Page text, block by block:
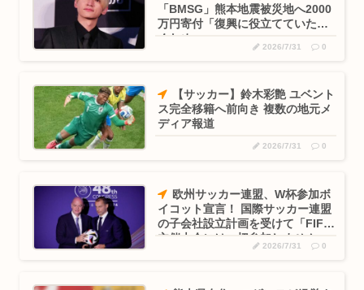
「BMSG」熊本地震被災地へ2000
万円寄付「復興に役立てていただ
くため」
2026/7/31 0
【サッカー】鈴木彩艶 ユベント
ス完全移籍へ前向き 複数の地元メ
ディア報道
2026/7/31 0
欧州サッカー連盟、W杯参加ボ
イコット宣言！ 国際サッカー連盟
の子会社設立計画を受けて「FIFA
主催大会には一切参加しません」
2026/7/31 0